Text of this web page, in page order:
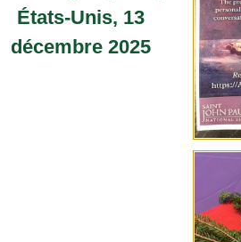
États-Unis, 13
décembre 2025